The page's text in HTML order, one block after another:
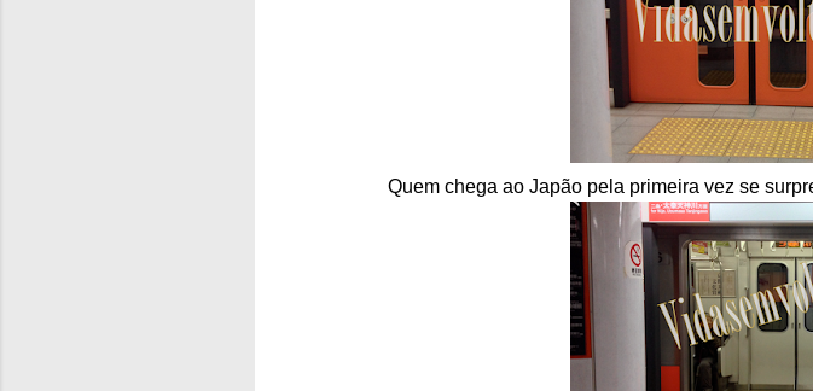
Quem chega ao Japão pela primeira vez se